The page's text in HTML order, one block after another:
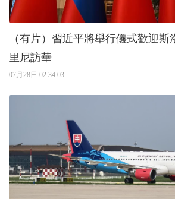
（有片）習近平將舉行儀式歡迎
里尼訪華
07月28日 02:34:03